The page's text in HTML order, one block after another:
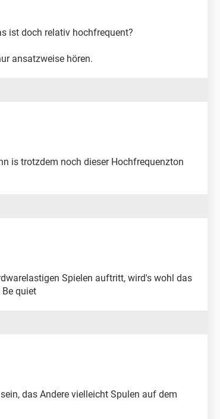
ist doch relativ hochfrequent?
ansatzweise hören.
is trotzdem noch dieser Hochfrequenzton
Spielen auftritt, wird's wohl das
quiet
das Andere vielleicht Spulen auf dem